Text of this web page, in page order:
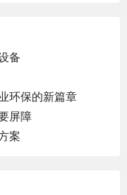
备
环保的新篇章
屏障
案